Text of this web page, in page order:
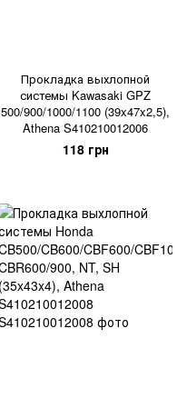
Прокладка выхлопной
системы Kawasaki GPZ
500/900/1000/1100 (39x47x2,5),
Athena S410210012006
118 грн